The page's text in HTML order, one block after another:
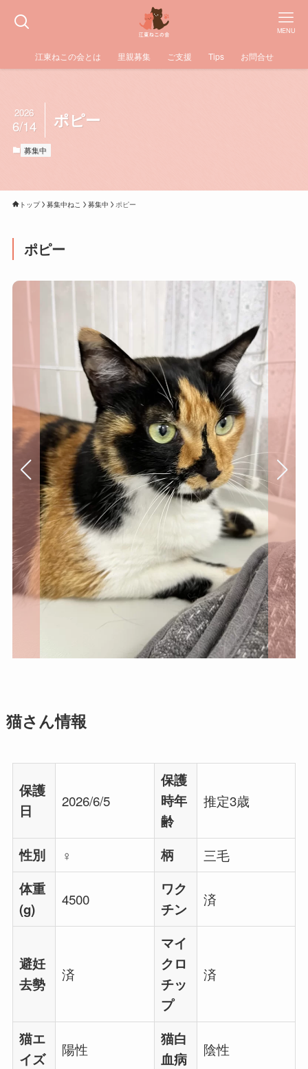
MENU
江東ねこの会とは 里親募集 ご支援 Tips お問合せ
ポピー
2026
6/14
募集中
トップ 募集中ねこ 募集中 ポピー
ポピー
猫さん情報
保護
日
2026/6/5
保護
時年
齢
推定3歳
性別 ♀ 柄
三毛
体重
(g)
4500
ワク
チン
済
避妊
去勢
済
マイ
クロ
チッ
プ
済
猫エ
イズ
陽性
猫白
血病
陰性